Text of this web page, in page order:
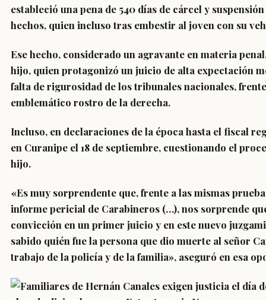
estableció una pena de 540 días de cárcel y
hechos, quien incluso tras embestir al joven con su
Ese hecho, considerado un agravante en materia
hijo, quien protagonizó un juicio de alta expectación
falta de rigurosidad de los tribunales nacionales,
emblemático rostro de la derecha.
Incluso, en declaraciones de la época hasta el fiscal
en Curanipe el 18 de septiembre, cuestionando el
hijo.
«Es muy sorprendente que, frente a las mismas
informe pericial de Carabineros (…), nos sorprende
convicción en un primer juicio y en este nuevo
sabido quién fue la persona que dio muerte al señor
trabajo de la policía y de la familia», aseguró en esa